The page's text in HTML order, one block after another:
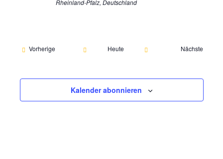
Rheinland-Pfalz, Deutschland
VorherigeVeranstaltungen Heute
Nächste
Kalender abonnieren